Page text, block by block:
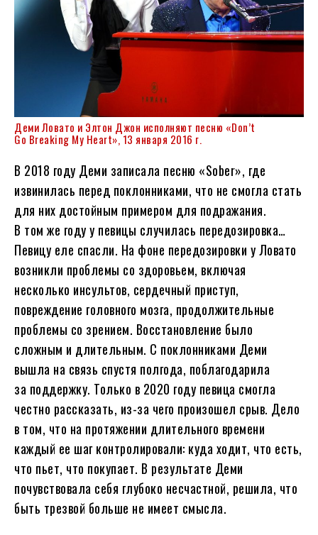
Деми Ловато и Элтон Джон исполняют песню «Don’t
Go Breaking My Heart», 13 января 2016 г.
В 2018 году Деми записала песню «Sober», где
извинилась перед поклонниками, что не смогла стать
для них достойным примером для подражания.
В том же году у певицы случилась передозировка…
Певицу еле спасли. На фоне передозировки у Ловато
возникли проблемы со здоровьем, включая
несколько инсультов, сердечный приступ,
повреждение головного мозга, продолжительные
проблемы со зрением. Восстановление было
сложным и длительным. С поклонниками Деми
вышла на связь спустя полгода, поблагодарила
за поддержку. Только в 2020 году певица смогла
честно рассказать, из-за чего произошел срыв. Дело
в том, что на протяжении длительного времени
каждый ее шаг контролировали: куда ходит, что есть,
что пьет, что покупает. В результате Деми
почувствовала себя глубоко несчастной, решила, что
быть трезвой больше не имеет смысла.